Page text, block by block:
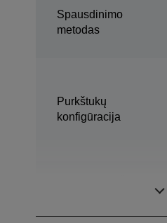
Spausdinimo
metodas
Purkštukų
konfigūracija